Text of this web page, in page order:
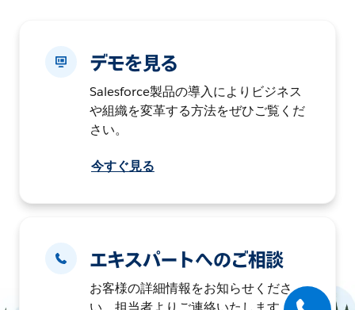
デモを見る
Salesforce製品の導入によりビジネス
や組織を変革する方法をぜひご覧くだ
さい。
今すぐ見る
エキスパートへのご相談
お客様の詳細情報をお知らせくださ